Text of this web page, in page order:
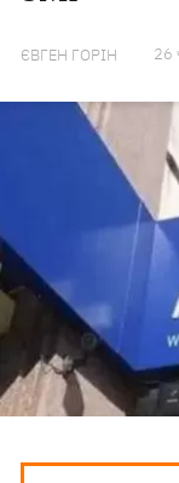
ЄВГЕН ГОРІН 26